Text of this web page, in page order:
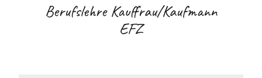
Berufslehre Kauffrau/Kaufmann
EFZ